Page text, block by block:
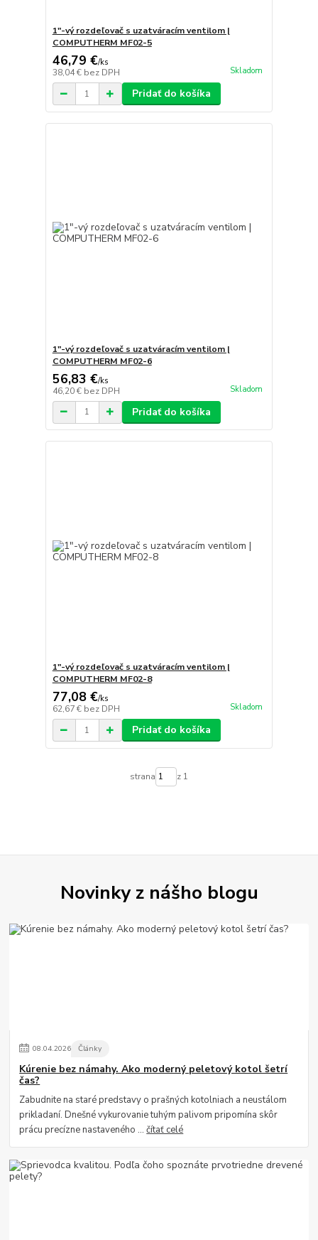
1"-vý rozdeľovač s uzatváracím ventilom |
COMPUTHERM MF02-5
46,79 €/ks
38,04 € bez DPH Skladom
Pridať do košíka
1"-vý rozdeľovač s uzatváracím ventilom |
COMPUTHERM MF02-6
56,83 €/ks
46,20 € bez DPH Skladom
Pridať do košíka
1"-vý rozdeľovač s uzatváracím ventilom |
COMPUTHERM MF02-8
77,08 €/ks
62,67 € bez DPH Skladom
Pridať do košíka
strana z 1
Novinky z nášho blogu
08.04.2026 Články
Kúrenie bez námahy. Ako moderný peletový kotol šetrí
čas?
Zabudnite na staré predstavy o prašných kotolniach a neustálom
prikladaní. Dnešné vykurovanie tuhým palivom pripomína skôr
prácu precízne nastaveného ...čítať celé